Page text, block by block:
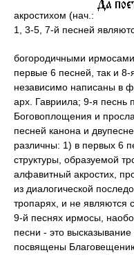
акростихом (нач.:
1, 3-5, 7-й песней
богородичными
первые 6 песней, так и 8-
независимо написаны в
арх. Гавриила; 9-я песнь
Боговоплощения и
песней канона и
различны: 1) в первых 6
структуры, образуемой
алфавитный акростих,
из диалогической
тропарях, и не являются
9-й песнях ирмосы,
песни - это
посвящены